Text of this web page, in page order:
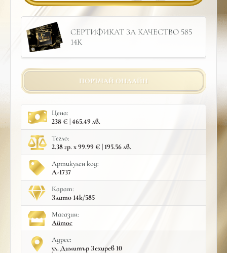
СЕРТИФИКАТ ЗА КАЧЕСТВО 585
14К
ПОРЪЧАЙ ОНЛАЙН
Цена:
238 € | 465.49 лв.
Тегло:
2.38 гр. x 99.99 € | 195.56 лв.
Артикулен код:
A-1737
Карат:
Злато 14к/585
Mагазин:
Айтос
Адрес:
ул. Димитър Зехирев 10